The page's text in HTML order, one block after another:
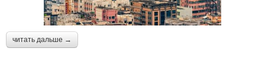
читать дальше →